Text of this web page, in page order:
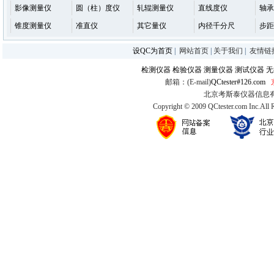
影像测量仪 圆（柱）度仪 轧辊测量仪 直线度仪 轴
锥度测量仪 准直仪 其它量仪 内径千分尺 步
设QC为首页 网站首页 关于我们 友情链
检测仪器 检验仪器 测量仪器 测试仪器
邮箱：(E-mail)QCtester#126.com
北京考斯泰仪器信息
Copyright © 2009 QCtester.com Inc.All